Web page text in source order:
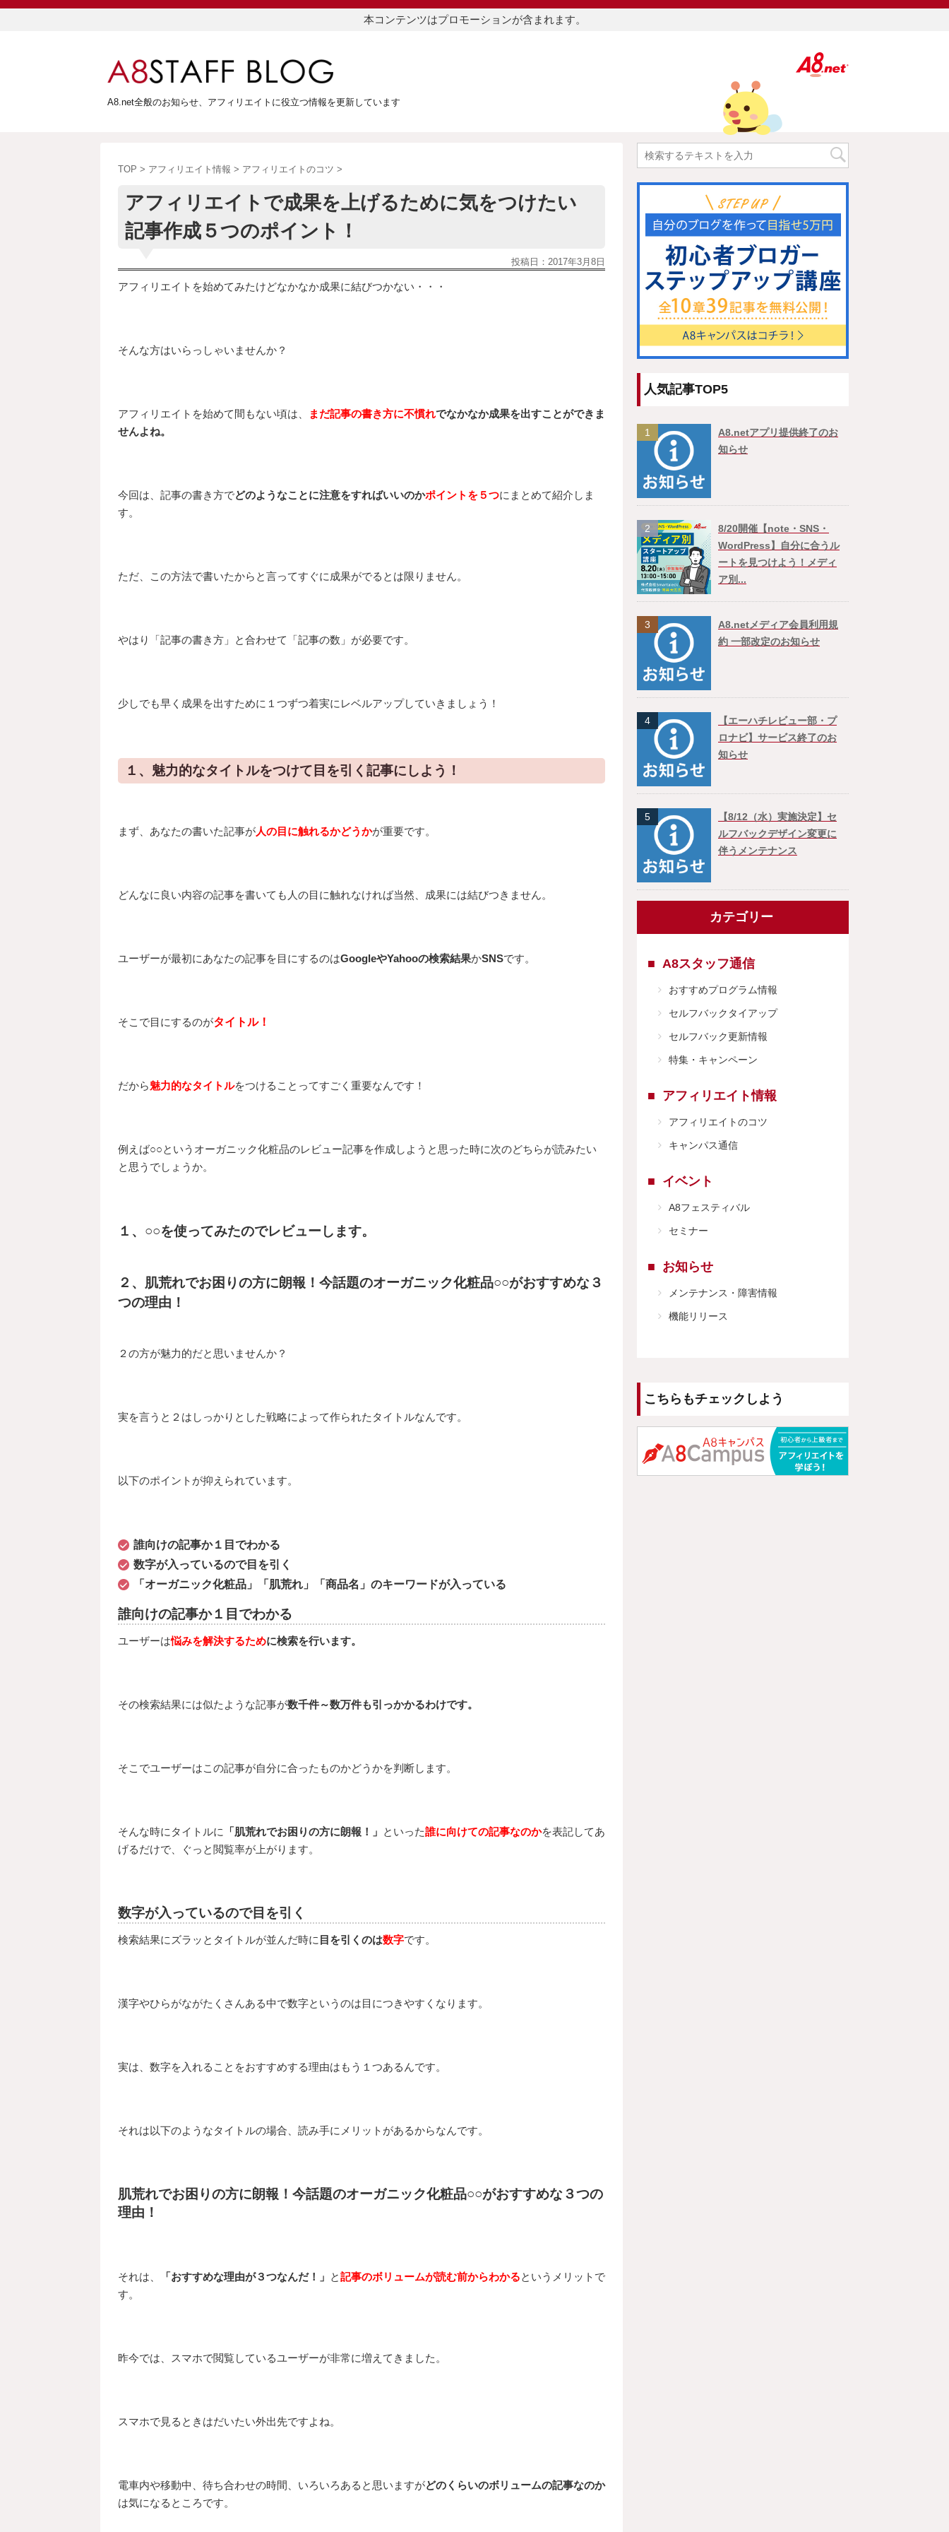
本コンテンツはプロモーションが含まれます。
A8.net全般のお知らせ、アフィリエイトに役立つ情報を更新しています
TOP > アフィリエイト情報 > アフィリエイトのコツ >
アフィリエイトで成果を上げるために気をつけたい
記事作成５つのポイント！
投稿日： 2017年3月8日
アフィリエイトを始めてみたけどなかなか成果に結びつかない・・・
そんな方はいらっしゃいませんか？
アフィリエイトを始めて間もない頃は、 まだ記事の書き方に不慣れでなかなか成果を出すことができま
せんよね。
今回は、記事の書き方でどのようなことに注意をすればいいのかポイントを５つにまとめて紹介しま
す。
ただ、この方法で書いたからと言ってすぐに成果がでるとは限りません。
やはり「記事の書き方」と合わせて「記事の数」が必要です。
少しでも早く成果を出すために１つずつ着実にレベルアップしていきましょう！
１、魅力的なタイトルをつけて目を引く記事にしよう！
まず、あなたの書いた記事が人の目に触れるかどうかが重要です。
どんなに良い内容の記事を書いても人の目に触れなければ当然、成果には結びつきません。
ユーザーが最初にあなたの記事を目にするのはGoogleやYahooの検索結果かSNSです。
そこで目にするのがタイトル！
だから魅力的なタイトルをつけることってすごく重要なんです！
例えば○○というオーガニック化粧品のレビュー記事を作成しようと思った時に次のどちらが読みたい
と思うでしょうか。
１、○○を使ってみたのでレビューします。
２、肌荒れでお困りの方に朗報！今話題のオーガニック化粧品○○がおすすめな３
つの理由！
２の方が魅力的だと思いませんか？
実を言うと２はしっかりとした戦略によって作られたタイトルなんです。
以下のポイントが抑えられています。
誰向けの記事か１目でわかる
数字が入っているので目を引く
「オーガニック化粧品」「肌荒れ」「商品名」のキーワードが入っている
誰向けの記事か１目でわかる
ユーザーは悩みを解決するために検索を行います。
その検索結果には似たような記事が数千件～数万件も引っかかるわけです。
そこでユーザーはこの記事が自分に合ったものかどうかを判断します。
そんな時にタイトルに 「肌荒れでお困りの方に朗報！」 といった誰に向けての記事なのかを表記してあ
げるだけで、ぐっと閲覧率が上がります。
数字が入っているので目を引く
検索結果にズラッとタイトルが並んだ時に 目を引くのは数字です。
漢字やひらがながたくさんある中で数字というのは目につきやすくなります。
実は、数字を入れることをおすすめする理由はもう１つあるんです。
それは以下のようなタイトルの場合、読み手にメリットがあるからなんです。
肌荒れでお困りの方に朗報！今話題のオーガニック化粧品○○がおすすめな３つの
理由！
それは、 「おすすめな理由が３つなんだ！」 と記事のボリュームが読む前からわかるというメリットで
す。
昨今では、スマホで閲覧しているユーザーが非常に増えてきました。
スマホで見るときはだいたい外出先ですよね。
電車内や移動中、待ち合わせの時間、いろいろあると思いますがどのくらいのボリュームの記事なのか
は気になるところです。
人気記事TOP5
1
A8.netアプリ提供終了のお
知らせ
2
8/20開催【note・SNS・
WordPress】自分に合うル
ートを見つけよう！メディ
ア別...
3
A8.netメディア会員利用規
約 一部改定のお知らせ
4
【エーハチレビュー部・プ
ロナビ】サービス終了のお
知らせ
5
【8/12（水）実施決定】セ
ルフバックデザイン変更に
伴うメンテナンス
カテゴリー
A8スタッフ通信
おすすめプログラム情報
セルフバックタイアップ
セルフバック更新情報
特集・キャンペーン
アフィリエイト情報
アフィリエイトのコツ
キャンパス通信
イベント
A8フェスティバル
セミナー
お知らせ
メンテナンス・障害情報
機能リリース
こちらもチェックしよう